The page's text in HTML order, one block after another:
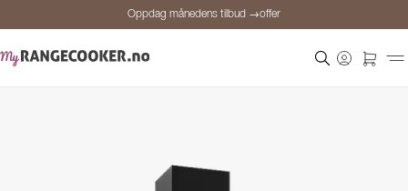
Oppdag månedens tilbud →offer